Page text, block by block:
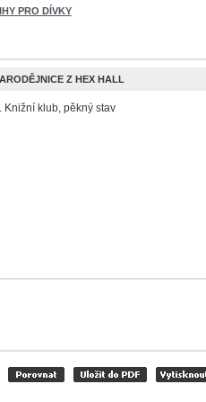
PRO DÍVKY
Z HEX HALL
Knižní klub, pěkný stav